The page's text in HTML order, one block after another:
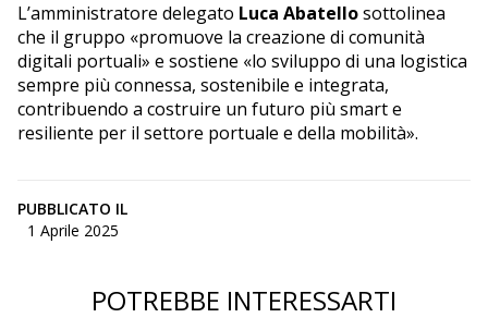
L’amministratore delegato Luca Abatellosottolinea
che il gruppo «promuove la creazione di comunità
digitali portuali» e sostiene «lo sviluppo di una logistica
sempre più connessa, sostenibile e integrata,
contribuendo a costruire un futuro più smart e
resiliente per il settore portuale e della mobilità».
PUBBLICATO IL
1 Aprile 2025
POTREBBE INTERESSARTI